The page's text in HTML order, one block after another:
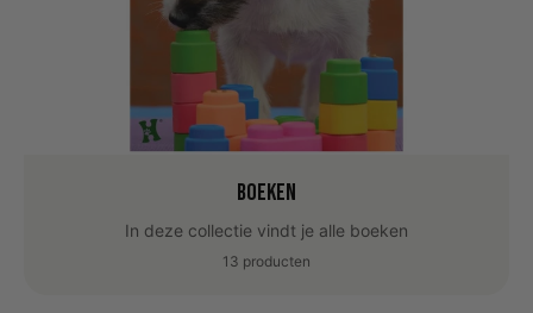
Boeken
In deze collectie vindt je alle boeken
13 producten